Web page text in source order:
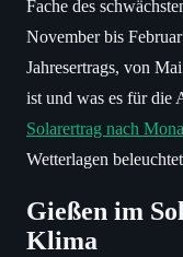
Fache des
November bis
Jahresertrags, von
ist und was es für die
Solarertrag nach
Wetterlagen beleuchtet
Gießen im
Klima